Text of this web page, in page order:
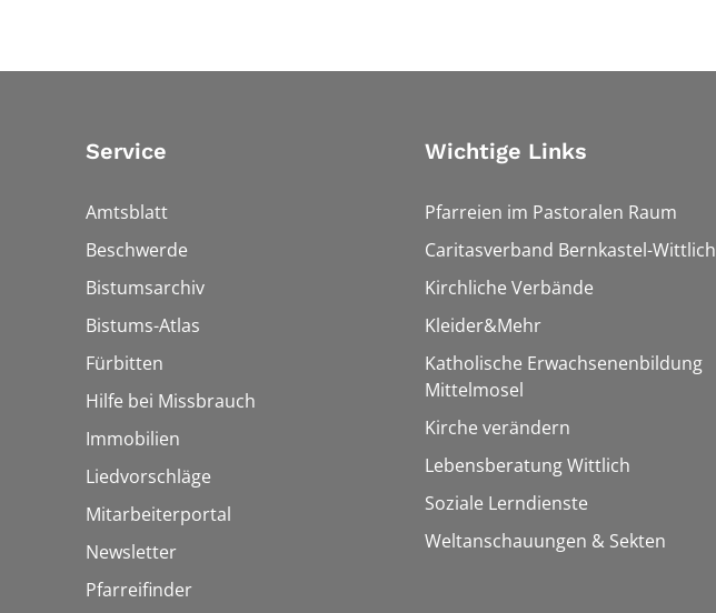
Service
Amtsblatt
Beschwerde
Bistumsarchiv
Bistums-Atlas
Fürbitten
Hilfe bei Missbrauch
Immobilien
Liedvorschläge
Mitarbeiterportal
Newsletter
Pfarreifinder
Wichtige Links
Pfarreien im Pastoralen Raum
Caritasverband Bernkastel-Wittlich
Kirchliche Verbände
Kleider&Mehr
Katholische Erwachsenenbildung
Mittelmosel
Kirche verändern
Lebensberatung Wittlich
Soziale Lerndienste
Weltanschauungen & Sekten